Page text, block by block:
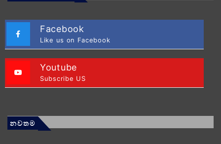
Facebook
Like us on Facebook
Youtube
Subscribe US
නවතම